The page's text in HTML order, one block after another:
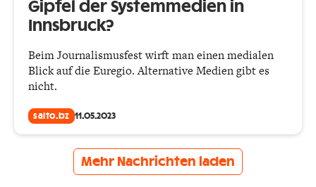
Gipfel der Systemmedien in
Innsbruck?
Beim Journalismusfest wirft man einen medialen
Blick auf die Euregio. Alternative Medien gibt es
nicht.
salto.bz 11.05.2023
Mehr Nachrichten laden